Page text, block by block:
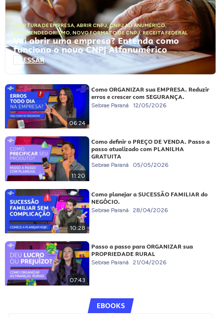
ABERTURA DE EMPRESA, ABRIR CNPJ,CNPJ ALFANUMÉRICO,
EMPREENDEDORISMO, NOVO FORMATO DE CNPJ,RECEITA FEDERAL
Vai abrir uma empresa? Entenda como
funciona o novo CNPJ Alfanumérico
ACESSAR
06:24
Como ORGANIZAR sua EMPRESA. Reduzir
erros e crescer com SEGURANÇA.
Sebrae Paraná 12/05/2026
11:20
Como definir o PREÇO DE VENDA. Passo a
passo atualizado com PLANILHA
GRATUITA
Sebrae Paraná 05/05/2026
10:28
Como planejar a SUCESSÃO FAMILIAR do
NEGÓCIO.
Sebrae Paraná 28/04/2026
07:43
Passo a passo para ORGANIZAR sua
PROPRIEDADE RURAL
Sebrae Paraná 21/04/2026
EBOOKS